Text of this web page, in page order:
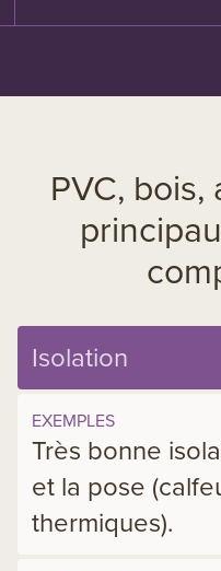
PVC,
Isolation
EXEMPLES
Très bonne
et la pose
thermiques).